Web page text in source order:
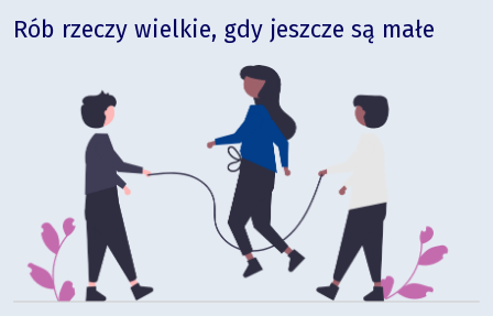
Rób rzeczy wielkie, gdy jeszcze są małe